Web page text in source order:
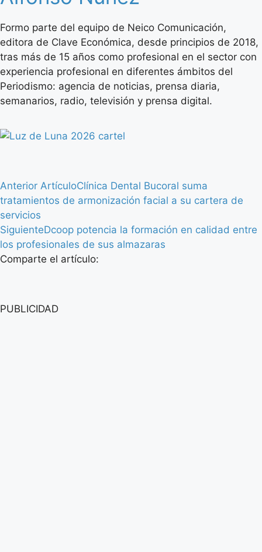
Formo parte del equipo de Neico Comunicación,
editora de Clave Económica, desde principios de 2018,
tras más de 15 años como profesional en el sector con
experiencia profesional en diferentes ámbitos del
Periodismo: agencia de noticias, prensa diaria,
semanarios, radio, televisión y prensa digital.
Anterior ArtículoClínica Dental Bucoral suma
tratamientos de armonización facial a su cartera de
servicios
SiguienteDcoop potencia la formación en calidad entre
los profesionales de sus almazaras
Comparte el artículo:
PUBLICIDAD